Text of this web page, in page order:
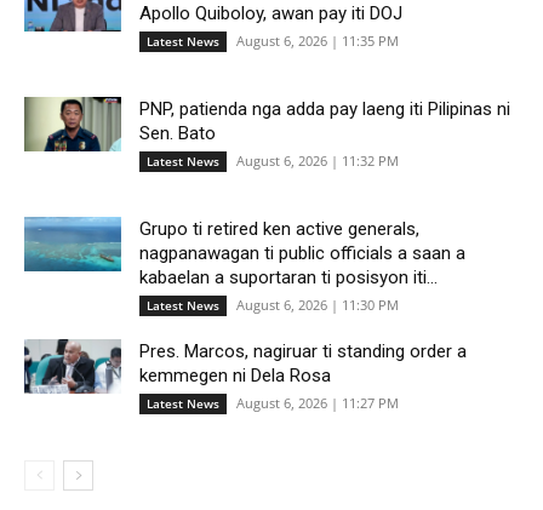
Apollo Quiboloy, awan pay iti DOJ
Latest News August 6, 2026 | 11:35 PM
PNP, patienda nga adda pay laeng iti Pilipinas ni
Sen. Bato
Latest News August 6, 2026 | 11:32 PM
Grupo ti retired ken active generals,
nagpanawagan ti public officials a saan a
kabaelan a suportaran ti posisyon iti...
Latest News August 6, 2026 | 11:30 PM
Pres. Marcos, nagiruar ti standing order a
kemmegen ni Dela Rosa
Latest News August 6, 2026 | 11:27 PM